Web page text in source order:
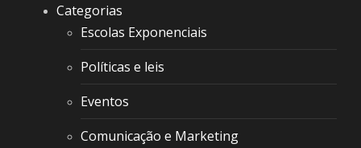
Categorias
Escolas Exponenciais
Políticas e leis
Eventos
Comunicação e Marketing